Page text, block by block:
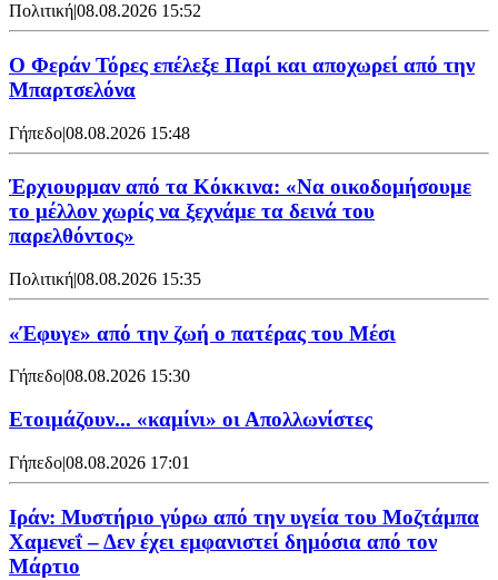
Πολιτική|08.08.2026 15:52
Ο Φεράν Τόρες επέλεξε Παρί και αποχωρεί από την
Μπαρτσελόνα
Γήπεδο|08.08.2026 15:48
Έρχιουρμαν από τα Κόκκινα: «Να οικοδομήσουμε
το μέλλον χωρίς να ξεχνάμε τα δεινά του
παρελθόντος»
Πολιτική|08.08.2026 15:35
«Έφυγε» από την ζωή ο πατέρας του Μέσι
Γήπεδο|08.08.2026 15:30
Ετοιμάζουν... «καμίνι» οι Απολλωνίστες
Γήπεδο|08.08.2026 17:01
Ιράν: Μυστήριο γύρω από την υγεία του Μοζτάμπα
Χαμενεΐ – Δεν έχει εμφανιστεί δημόσια από τον
Μάρτιο